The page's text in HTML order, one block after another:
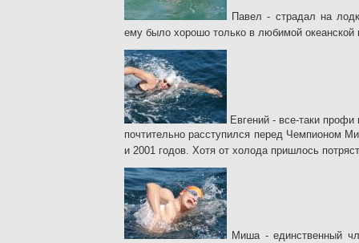
Павел - страдал на
ему было хорошо только в любимой океанской
Евгений - все-таки
почтительно расступился перед Чемпионом
и 2001 годов. Хотя от холода пришлось
Миша - единственный